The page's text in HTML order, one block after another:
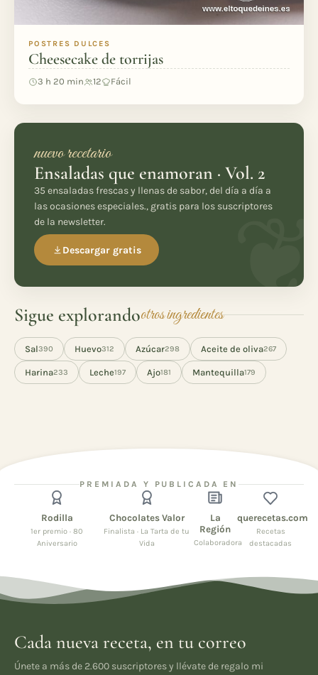
POSTRES DULCES
Cheesecake de torrijas
3 h 20 min 12 Fácil
nuevo recetario
Ensaladas que enamoran · Vol. 2
35 ensaladas frescas y llenas de sabor, del día a día a
las ocasiones especiales., gratis para los suscriptores
de la newsletter.
Descargar gratis
Sigue explorandootros ingredientes
Sal390 Huevo312 Azúcar298 Aceite de oliva267
Harina233 Leche197 Ajo181 Mantequilla179
PREMIADA Y PUBLICADA EN
Rodilla
1er premio · 80
Aniversario
Chocolates Valor
Finalista · La Tarta de tu
Vida
La
Región
Colaboradora
querecetas.com
Recetas
destacadas
Cada nueva receta, en tu correo
Únete a más de 2.600 suscriptores y llévate de regalo mi